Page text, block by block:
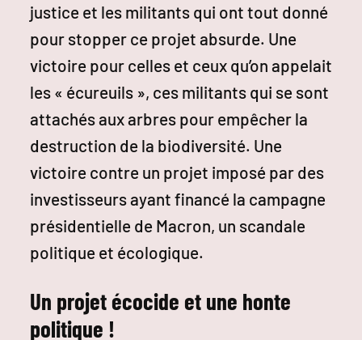
justice et les militants qui ont tout donné
pour stopper ce projet absurde. Une
victoire pour celles et ceux qu’on appelait
les « écureuils », ces militants qui se sont
attachés aux arbres pour empêcher la
destruction de la biodiversité. Une
victoire contre un projet imposé par des
investisseurs ayant financé la campagne
présidentielle de Macron, un scandale
politique et écologique.
Un projet écocide et une honte
politique !